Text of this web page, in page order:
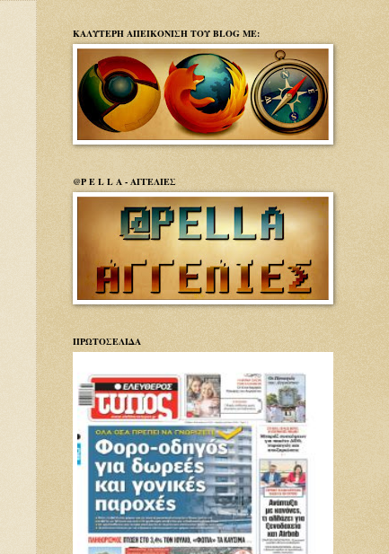
ΚΑΛΥΤΕΡΗ ΑΠΕΙΚΟΝΙΣΗ ΤΟΥ BLOG ΜΕ:
@P E L L A - ΑΓΓΕΛΙΕΣ
ΠΡΩΤΟΣΕΛΙΔΑ